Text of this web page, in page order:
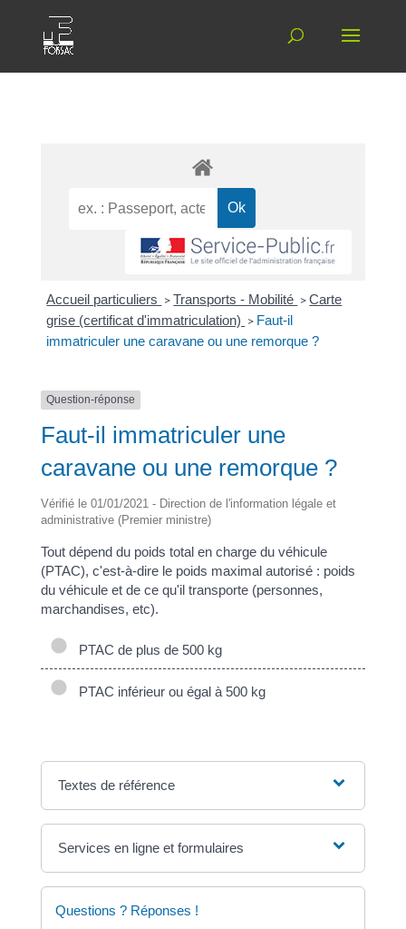
Accueil particuliers >Transports - Mobilité >Carte
grise (certificat d'immatriculation) > Faut-il
immatriculer une caravane ou une remorque ?
Question-réponse
Faut-il immatriculer une
caravane ou une remorque ?
Vérifié le 01/01/2021 - Direction de l'information légale et
administrative (Premier ministre)
Tout dépend du poids total en charge du véhicule
(PTAC), c'est-à-dire le poids maximal autorisé : poids
du véhicule et de ce qu'il transporte (personnes,
marchandises, etc).
PTAC de plus de 500 kg
PTAC inférieur ou égal à 500 kg
Textes de référence
Services en ligne et formulaires
Questions ? Réponses !